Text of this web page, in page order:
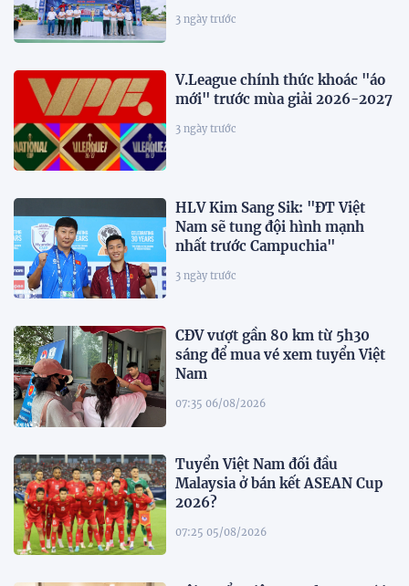
3 ngày trước
V.League chính thức khoác "áo
mới" trước mùa giải 2026-2027
3 ngày trước
HLV Kim Sang Sik: "ĐT Việt
Nam sẽ tung đội hình mạnh
nhất trước Campuchia"
3 ngày trước
CĐV vượt gần 80 km từ 5h30
sáng để mua vé xem tuyển Việt
Nam
07:35 06/08/2026
Tuyển Việt Nam đối đầu
Malaysia ở bán kết ASEAN Cup
2026?
07:25 05/08/2026